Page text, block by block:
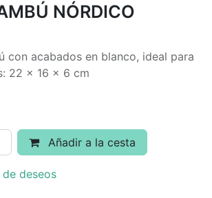
NÓRDICO
con acabados en blanco, ideal para
22 x 16 x 6 cm
Añadir a la cesta
deseos